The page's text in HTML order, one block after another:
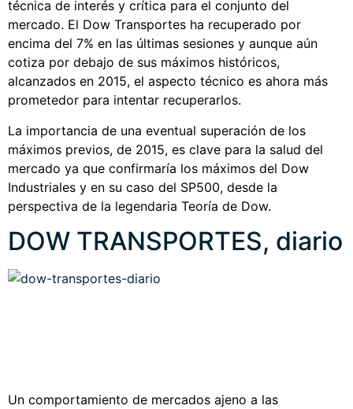
técnica de interés y crítica para el conjunto del
mercado. El Dow Transportes ha recuperado por
encima del 7% en las últimas sesiones y aunque aún
cotiza por debajo de sus máximos históricos,
alcanzados en 2015, el aspecto técnico es ahora más
prometedor para intentar recuperarlos.
La importancia de una eventual superación de los
máximos previos, de 2015, es clave para la salud del
mercado ya que confirmaría los máximos del Dow
Industriales y en su caso del SP500, desde la
perspectiva de la legendaria Teoría de Dow.
DOW TRANSPORTES, diario
Un comportamiento de mercados ajeno a las